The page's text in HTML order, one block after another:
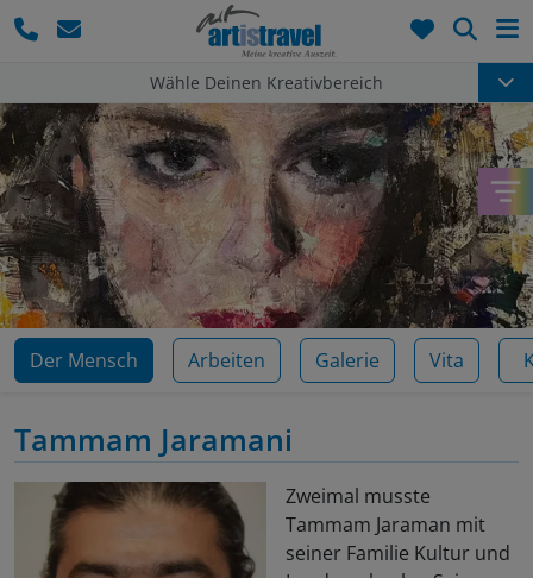
Wähle Deinen Kreativbereich
Der Mensch Arbeiten Galerie Vita
Tammam Jaramani
Zweimal musste
Tammam Jaraman mit
seiner Familie Kultur und